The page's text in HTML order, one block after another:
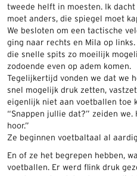
tweede helft in moesten. Ik
moet anders, die spiegel moet
We besloten om een tactische
ging naar rechts en Mila op
die snelle spits zo moeilijk
zodoende even op adem komen.
Tegelijkertijd vonden we dat we
snel mogelijk druk zetten,
eigenlijk niet aan voetballen toe
“Snappen jullie dat?” zeiden
hoor.”
Ze beginnen voetbaltaal al
En of ze het begrepen hebben,
voetballen. Er werd flink druk